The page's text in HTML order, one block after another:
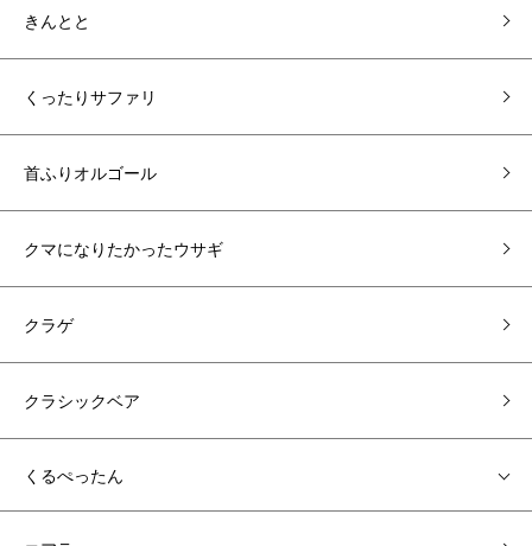
きんとと
くったりサファリ
首ふりオルゴール
クマになりたかったウサギ
クラゲ
クラシックベア
くるぺったん